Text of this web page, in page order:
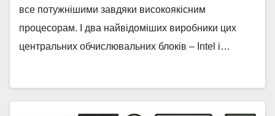
все потужнішими завдяки високоякісним
процесорам. І два найвідоміших виробники цих
центральних обчислювальних блоків – Intel і…